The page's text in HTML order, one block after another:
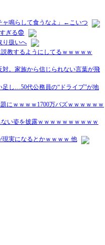
鳴らして食うなよ」←こいつ
ぎる😨
り扱いへ
説教するようにしてるｗｗｗｗｗ
。家族から信じられない言葉が飛
し…50代公務員の“ドライブ”が地
にｗｗｗｗ1700万バズｗｗｗｗｗｗ
い姿を披露ｗｗｗｗｗｗｗｗｗｗ
現実になるとかｗｗｗｗ 他